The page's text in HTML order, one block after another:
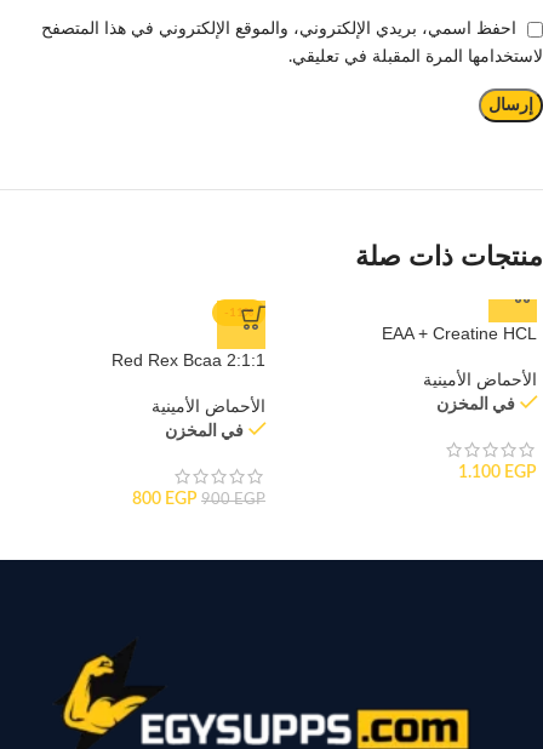
احفظ اسمي، بريدي الإلكتروني، والموقع الإلكتروني في هذا المتصفح
لاستخدامها المرة المقبلة في تعليقي.
منتجات ذات صلة
EAA + Creatine HCL
الأحماض الأمينية
في المخزن
1.100 EGP
-11%
Red Rex Bcaa 2:1:1
الأحماض الأمينية
في المخزن
900EGP
800 EGP